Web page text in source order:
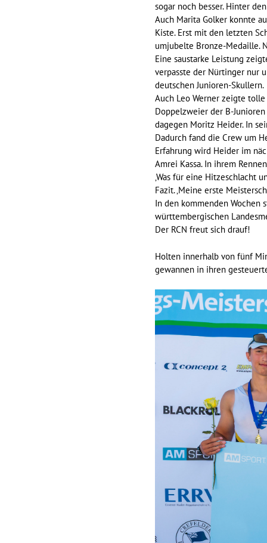
sogar noch besser. Hinter
Auch Marita Golker konnte
Kiste. Erst mit den letzten
umjubelte Bronze-Medaille.
Eine saustarke Leistung
verpasste der Nürtinger nur
deutschen Junioren-Skullern.
Auch Leo Werner zeigte
Doppelzweier der B-
dagegen Moritz Heider. In
Dadurch fand die Crew um
Erfahrung wird Heider im
Amrei Kassa. In ihrem
‚Was für eine Hitzeschlacht
Fazit. ‚Meine erste
In den kommenden Wochen
württembergischen
Der RCN freut sich drauf!
Holten innerhalb von fünf
gewannen in ihren